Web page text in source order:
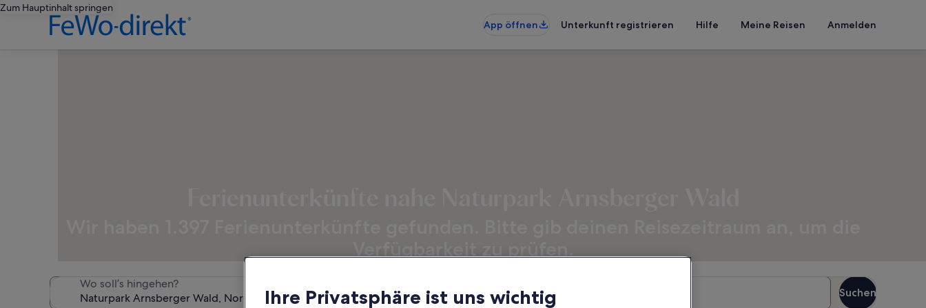
Zum Hauptinhalt springen
App öffnen
Unterkunft registrieren Hilfe Meine Reisen Anmelden
Verfügbarkeit zu prüfen.
Wo soll’s hingehen?
Suchen
Ihre Privatsphäre ist uns wichtig